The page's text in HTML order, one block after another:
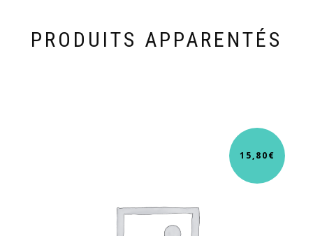
PRODUITS APPARENTÉS
15,80€